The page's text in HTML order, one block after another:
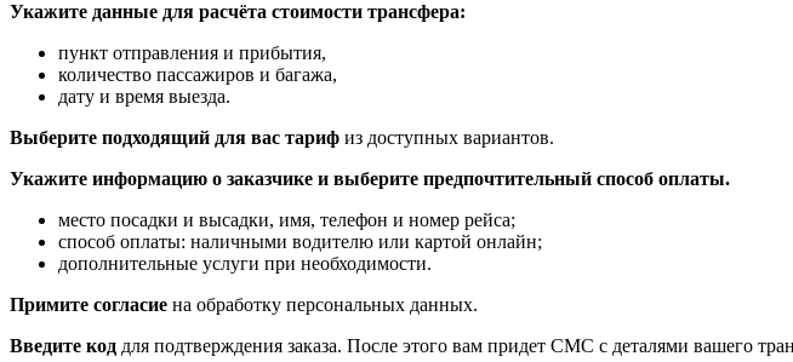
Укажите данные для расчёта стоимости трансфера:
пункт отправления и прибытия,
количество пассажиров и багажа,
дату и время выезда.
Выберите подходящий для вас тариф из доступных вариантов.
Укажите информацию о заказчике и выберите предпочтительный способ оплаты.
место посадки и высадки, имя, телефон и номер рейса;
способ оплаты: наличными водителю или картой онлайн;
дополнительные услуги при необходимости.
Примите согласие на обработку персональных данных.
Введите код для подтверждения заказа. После этого вам придет СМС с деталями вашего